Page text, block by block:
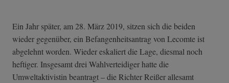
Ein Jahr später, am 28. März 2019, sitzen sich die beiden
wieder gegenüber, ein Befangenheitsantrag von Lecomte ist
abgelehnt worden. Wieder eskaliert die Lage, diesmal noch
heftiger. Insgesamt drei Wahlverteidiger hatte die
Umweltaktivistin beantragt – die Richter Reißer allesamt